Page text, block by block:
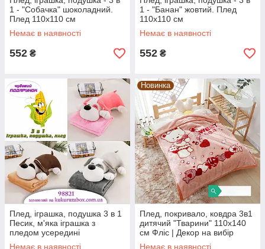
1 - "Собачка" шоколадний.
Плед 110х110 см
Немає в наявності
552 ₴
1 - "Банан" жовтий. Плед
110х110 см
Немає в наявності
552 ₴
Плед, іграшка, подушка 3 в 1
Песик, м'яка іграшка з
пледом усередині
Немає в наявності
Новинка
Плед, покривало, ковдра 3в1
дитячий "Тварини" 110х140
см Фліс | Декор на вибір
Немає в наявності